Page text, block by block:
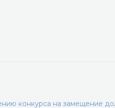
конкурса на замещение